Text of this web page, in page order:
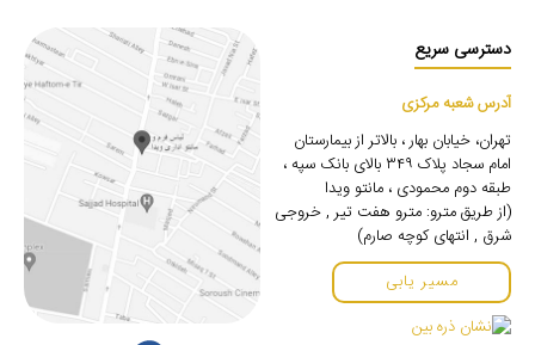
دسترسی سریع
آدرس شعبه مرکزی
تهران، خیابان بهار ، بالاتر از بیمارستان
امام سجاد پلاک ۳۴۹ بالای بانک سپه ،
طبقه دوم محمودی ، مانتو ویدا
(از طریق مترو: مترو هفت تیر , خروجی
شرق , انتهای کوچه صارم)
مسیر یابی